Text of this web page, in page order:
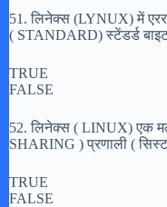
51. लिनेक्स (LYNUX) में
( STANDARD) स्टेंडर्ड
TRUE
FALSE
52. लिनेक्स ( LINUX) एक
SHARING ) प्रणाली (
TRUE
FALSE